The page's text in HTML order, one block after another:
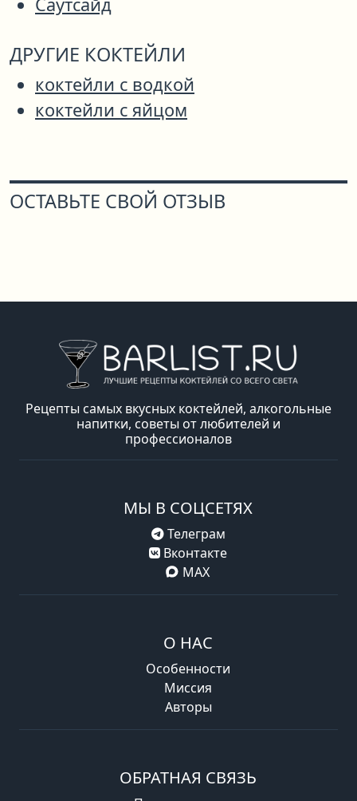
ДРУГИЕ КОКТЕЙЛИ
коктейли с водкой
коктейли с яйцом
ОСТАВЬТЕ СВОЙ ОТЗЫВ
Рецепты самых вкусных коктейлей, алкогольные
напитки, советы от любителей и
профессионалов
МЫ В СОЦСЕТЯХ
Телеграм
Вконтакте
MAX
О НАС
Особенности
Миссия
Авторы
ОБРАТНАЯ СВЯЗЬ